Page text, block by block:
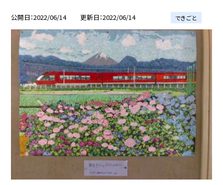
公開日 2022/06/14 更新日 2022/06/14 できごと